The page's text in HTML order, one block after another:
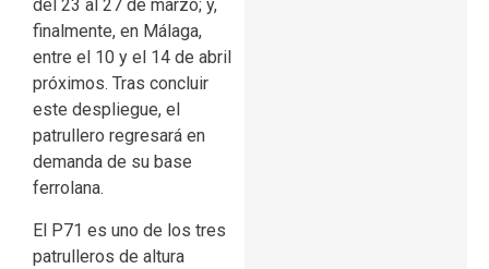
del 23 al 27 de marzo; y,
finalmente, en Málaga,
entre el 10 y el 14 de abril
próximos. Tras concluir
este despliegue, el
patrullero regresará en
demanda de su base
ferrolana.
El P71 es uno de los tres
patrulleros de altura